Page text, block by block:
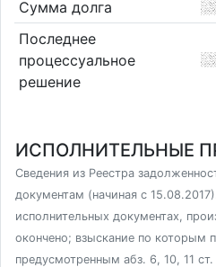
Сумма долга
Последнее
процессуальное
решение
ИСПОЛНИТЕЛЬНЫЕ
Сведения из Реестра
документам (начиная с
исполнительных документах,
окончено; взыскание по которым
предусмотренным абз. 6, 10, 11